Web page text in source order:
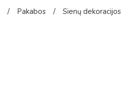
/ Pakabos / Sienų dekoracijos